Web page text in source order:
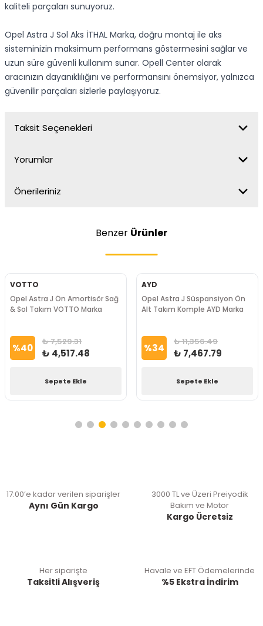
kaliteli parçaları sunuyoruz.
Opel Astra J Sol Aks İTHAL Marka, doğru montaj ile aks
sisteminizin maksimum performans göstermesini sağlar ve
uzun süre güvenli kullanım sunar. Opell Center olarak
aracınızın dayanıklılığını ve performansını önemsiyor, yalnızca
güvenilir parçaları sizlerle paylaşıyoruz.
Taksit Seçenekleri
Yorumlar
Önerileriniz
Benzer Ürünler
VOTTO
Opel Astra J Ön Amortisör Sağ
& Sol Takım VOTTO Marka
%40 ₺ 7,529.31
₺ 4,517.48
Sepete Ekle
AYD
Opel Astra J Süspansiyon Ön
Alt Takım Komple AYD Marka
%34 ₺ 11,356.49
₺ 7,467.79
Sepete Ekle
17:00’e kadar verilen siparişler
Aynı Gün Kargo
3000 TL ve Üzeri Preiyodik
Bakım ve Motor
Kargo Ücretsiz
Her siparişte
Taksitli Alışveriş
Havale ve EFT Ödemelerinde
%5 Ekstra İndirim